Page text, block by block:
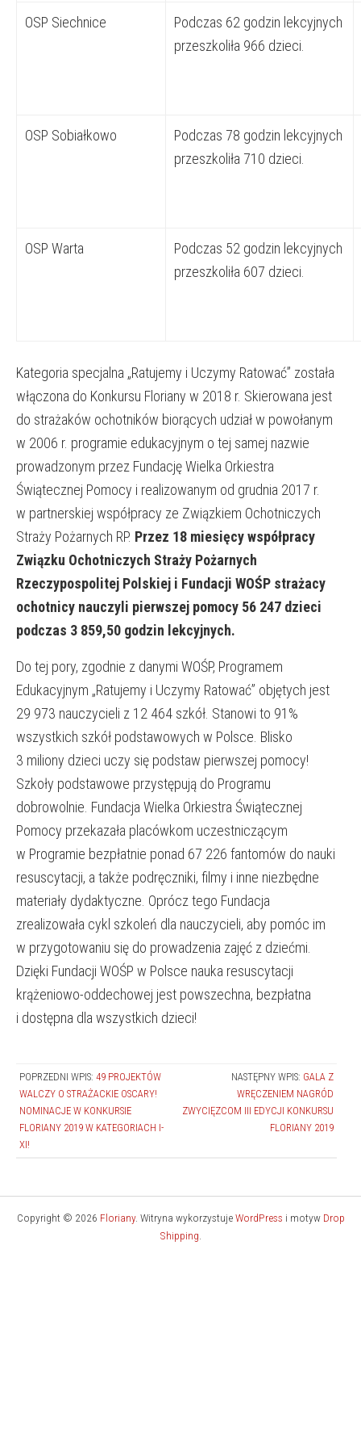
OSP Siechnice
Podczas 62 godzin lekcyjnych
przeszkoliła 966 dzieci.
OSP Sobiałkowo
Podczas 78 godzin lekcyjnych
przeszkoliła 710 dzieci.
OSP Warta
Podczas 52 godzin lekcyjnych
przeszkoliła 607 dzieci.
Kategoria specjalna „Ratujemy i Uczymy Ratować” została
włączona do Konkursu Floriany w 2018 r. Skierowana jest
do strażaków ochotników biorących udział w powołanym
w 2006 r. programie edukacyjnym o tej samej nazwie
prowadzonym przez Fundację Wielka Orkiestra
Świątecznej Pomocy i realizowanym od grudnia 2017 r.
w partnerskiej współpracy ze Związkiem Ochotniczych
Straży Pożarnych RP. Przez 18 miesięcy współpracy
Związku Ochotniczych Straży Pożarnych
Rzeczypospolitej Polskiej i Fundacji WOŚP strażacy
ochotnicy nauczyli pierwszej pomocy 56 247 dzieci
podczas 3 859,50 godzin lekcyjnych.
Do tej pory, zgodnie z danymi WOŚP, Programem
Edukacyjnym „Ratujemy i Uczymy Ratować” objętych jest
29 973 nauczycieli z 12 464 szkół. Stanowi to 91%
wszystkich szkół podstawowych w Polsce. Blisko
3 miliony dzieci uczy się podstaw pierwszej pomocy!
Szkoły podstawowe przystępują do Programu
dobrowolnie. Fundacja Wielka Orkiestra Świątecznej
Pomocy przekazała placówkom uczestniczącym
w Programie bezpłatnie ponad 67 226 fantomów do nauki
resuscytacji, a także podręczniki, filmy i inne niezbędne
materiały dydaktyczne. Oprócz tego Fundacja
zrealizowała cykl szkoleń dla nauczycieli, aby pomóc im
w przygotowaniu się do prowadzenia zajęć z dziećmi.
Dzięki Fundacji WOŚP w Polsce nauka resuscytacji
krążeniowo-oddechowej jest powszechna, bezpłatna
i dostępna dla wszystkich dzieci!
POPRZEDNI WPIS: 49 PROJEKTÓW
WALCZY O STRAŻACKIE OSCARY!
NOMINACJE W KONKURSIE
FLORIANY 2019 W KATEGORIACH I-
XI!
NASTĘPNY WPIS: GALA Z
WRĘCZENIEM NAGRÓD
ZWYCIĘZCOM III EDYCJI KONKURSU
FLORIANY 2019
Copyright © 2026 Floriany. Witryna wykorzystujeWordPress i motyw Drop
Shipping